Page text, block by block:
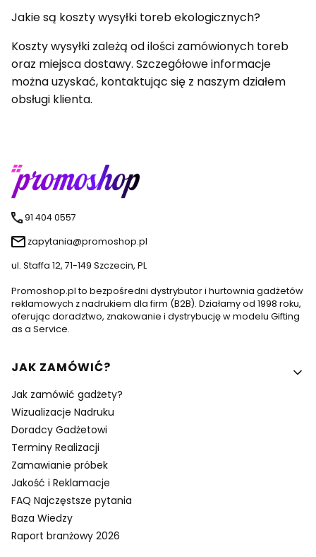
Jakie są koszty wysyłki toreb ekologicznych?
Koszty wysyłki zależą od ilości zamówionych toreb
oraz miejsca dostawy. Szczegółowe informacje
można uzyskać, kontaktując się z naszym działem
obsługi klienta.
91 404 0557
zapytania@promoshop.pl
ul. Staffa 12, 71-149 Szczecin, PL
Promoshop.pl to bezpośredni dystrybutor i hurtownia gadżetów
reklamowych z nadrukiem dla firm (B2B). Działamy od 1998 roku,
oferując doradztwo, znakowanie i dystrybucję w modelu Gifting
as a Service.
Linki w stopce
JAK ZAMÓWIĆ?
Jak zamówić gadżety?
Wizualizacje Nadruku
Doradcy Gadżetowi
Terminy Realizacji
Zamawianie próbek
Jakość i Reklamacje
FAQ Najczęstsze pytania
Baza Wiedzy
Raport branżowy 2026